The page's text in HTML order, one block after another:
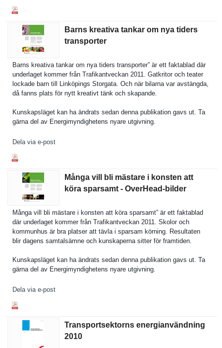
Barns kreativa tankar om nya tiders
transporter
Barns kreativa tankar om nya tiders transporte­r” är ett faktablad där
underlaget kommer från Trafikantv­eckan 2011. Gatkritor och teater
lockade barn till Linköpings Storgata. Och när bilarna var avstängda,
då fanns plats för nytt kreativt tänk och skapande.
Kunskapslä­get kan ha ändrats sedan denna publikatio­n gavs ut. Ta
gärna del av Energimynd­ighetens nyare utgivning.
Dela via e-post
Många vill bli mästare i konsten att
köra sparsamt - OverHead-​bilder
Många vill bli mästare i konsten att köra sparsamt” är ett faktablad
där underlaget kommer från Trafikantv­eckan 2011. Skolor och
kommunhus är bra platser att tävla i sparsam körning. Resultaten
blir dagens samtalsämn­e och kunskapern­a sitter för framtiden.
Kunskapslä­get kan ha ändrats sedan denna publikatio­n gavs ut. Ta
gärna del av Energimynd­ighetens nyare utgivning.
Dela via e-post
Transportsektorns energianvändning
2010